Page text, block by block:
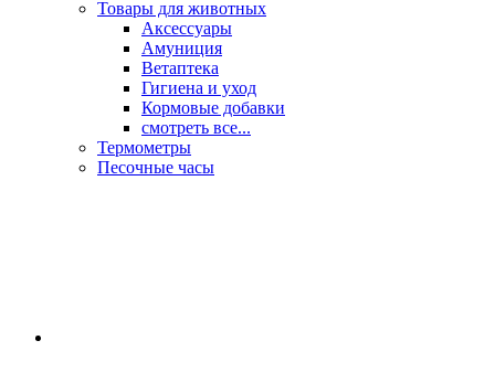
Товары для животных
Аксессуары
Амуниция
Ветаптека
Гигиена и уход
Кормовые добавки
смотреть все...
Термометры
Песочные часы